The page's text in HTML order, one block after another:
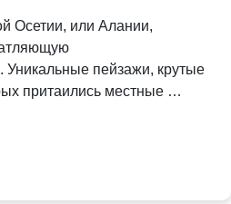
Осетии, или Алании,
Уникальные пейзажи, крутые
притаились местные …